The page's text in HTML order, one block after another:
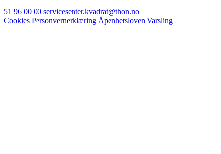
51 96 00 00 servicesenter.kvadrat@thon.no
Cookies Personvernerklæring Åpenhetsloven Varsling